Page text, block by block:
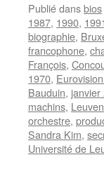
Publié dansbios
1987, 1990, 1991
biographie,
francophone,
François,
1970,
Bauduin, janvier
machins, Leuven
orchestre,
Sandra Kim,
Université de